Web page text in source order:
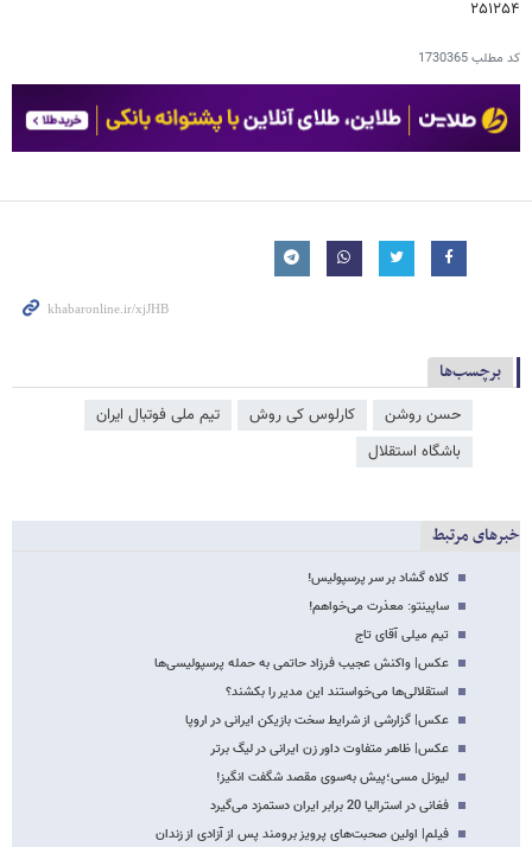
۲۵۱۲۵۴
کد مطلب1730365
برچسب‌ها
حسن روشن کارلوس کی روش
تیم ملی فوتبال ایران
باشگاه استقلال
خبرهای مرتبط
کلاه گشاد بر سر پرسپولیس!
ساپینتو: معذرت می‌خواهم!
تیم میلی آقای تاج
عکس| واکنش عجیب فرزاد حاتمی به حمله پرسپولیسی‌ها
استقلالی‌ها می‌خواستند این مدیر را بکشند؟
عکس| گزارشی از شرایط سخت بازیکن ایرانی در اروپا
عکس| ظاهر متفاوت داور زن ایرانی در لیگ برتر
لیونل مسی؛پیش به‌سوی مقصد شگفت انگیز!
فغانی در استرالیا 20 برابر ایران دستمزد می‌گیرد
فیلم| اولین صحبت‌های پرویز برومند پس از آزادی از زندان